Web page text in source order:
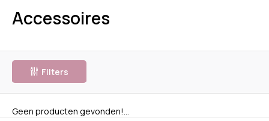
Accessoires
Filters
Geen producten gevonden!...